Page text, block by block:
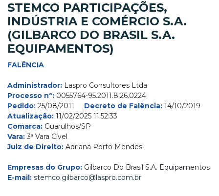
STEMCO PARTICIPAÇÕES,
INDÚSTRIA E COMÉRCIO S.A.
(GILBARCO DO BRASIL S.A.
EQUIPAMENTOS)
FALÊNCIA
Administrador: Laspro Consultores Ltda
Processo nº: 0055764-95.2011.8.26.0224
Pedido: 25/08/2011 Decreto de Falência: 14/10/2019
Atualização: 11/02/2025 11:52:33
Comarca: Guarulhos/SP
Vara:3ª Vara Cível
Juiz de Direito: Adriana Porto Mendes
Empresas do Grupo: Gilbarco Do Brasil S.A. Equipamentos
E-mail: stemco.gilbarco@laspro.com.br